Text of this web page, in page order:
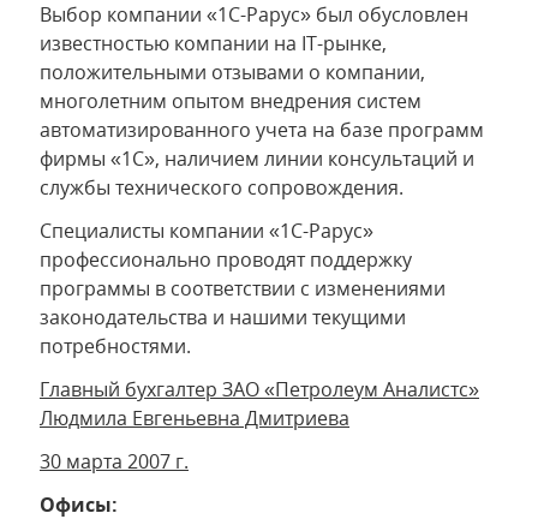
Выбор компании «1С-Рарус» был обусловлен
известностью компании на IT-рынке,
положительными отзывами о компании,
многолетним опытом внедрения систем
автоматизированного учета на базе программ
фирмы «1С», наличием линии консультаций и
службы технического сопровождения.
Специалисты компании «1С-Рарус»
профессионально проводят поддержку
программы в соответствии с изменениями
законодательства и нашими текущими
потребностями.
Главный бухгалтер ЗАО «Петролеум Аналистс»
Людмила Евгеньевна Дмитриева
30 марта 2007 г.
Офисы: